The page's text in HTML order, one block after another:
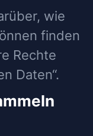
wie
finden
Rechte
Daten“.